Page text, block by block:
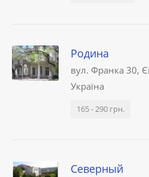
Родина
вул. Франка 30,
Україна
165 - 290 грн.
Северный